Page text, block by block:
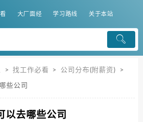
大厂面经 学习路线 关于本站
>找工作必看 > 公司分布(附薪资) >
些公司
以去哪些公司